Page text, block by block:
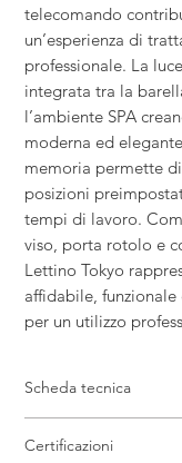
telecomando
un’esperienza di
professionale. La
integrata tra la
l’ambiente SPA
moderna ed
memoria permette
posizioni
tempi di lavoro.
viso, porta rotolo e
Lettino Tokyo
affidabile,
per un utilizzo
Scheda tecnica
Larghezza:
Certificazioni